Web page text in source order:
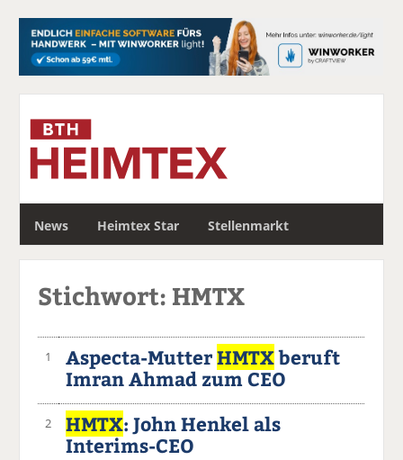
News Heimtex Star Stellenmarkt
c
Stichwort: HMTX
1 Aspecta-MutterHMTXberuft
Imran Ahmad zum CEO
2 HMTX: John Henkel als
Interims-CEO